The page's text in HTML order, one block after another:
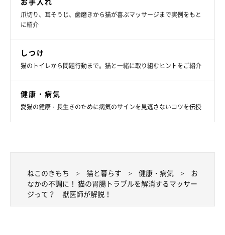
参考・写真／「ねこのきもち」2026年5月号『排泄トラブルの予防＆緩和に
ます。
② つまんで軽く圧をかけたまま、くるくるまわしながら、かか
爪切り、耳そうじ、歯磨きから猫が喜ぶマッサージまで実例をもと
に紹介
しつけ
猫のトイレから問題行動まで。猫と一緒に取り組むヒントをご紹介
健康・病気
愛猫の健康・長生きのために病気のサインを見逃さないコツを伝授
ねこのきもち 猫と暮らす 健康・病気
お
なかの不調に！ 猫の胃腸トラブルを解消するマッサー
ジって？ 獣医師が解説！